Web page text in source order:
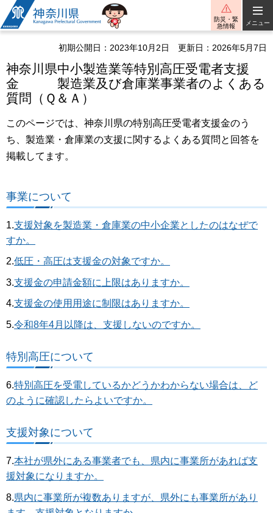
神奈川県
防災・緊
急情報
メニュー
初期公開日：2023年10月2日 更新日：2026年5月7日
神奈川県中小製造業等特別高圧受電者支援
金 製造業及び倉庫業事業者のよくある
質問（Ｑ＆Ａ）
このページでは、神奈川県の特別高圧受電者支援金のう
ち、製造業・倉庫業の支援に関するよくある質問と回答を
掲載してます。
事業について
1.支援対象を製造業・倉庫業の中小企業としたのはなぜで
すか。
2.低圧・高圧は支援金の対象ですか。
3.支援金の申請金額に上限はありますか。
4.支援金の使用用途に制限はありますか。
5.令和8年4月以降は、支援しないのですか。
特別高圧について
6.特別高圧を受電しているかどうかわからない場合は、ど
のように確認したらよいですか。
支援対象について
7.本社が県外にある事業者でも、県内に事業所があれば支
援対象になりますか。
8.県内に事業所が複数ありますが、県外にも事業所があり